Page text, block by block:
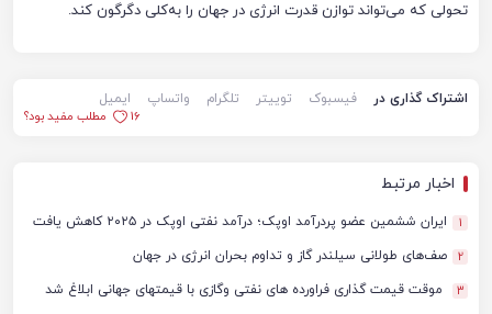
تحولی که می‌تواند توازن قدرت انرژی در جهان را به‌کلی دگرگون کند.
اشتراک گذاری در فیسبوک توییتر تلگرام واتساپ
ایمیل
16
مطلب مفید بود؟
اخبار مرتبط
1 ایران ششمین عضو پردرآمد اوپک؛ درآمد نفتی اوپک در ۲۰۲۵ کاهش یافت
2 صف‌های طولانی سیلندر گاز و تداوم بحران انرژی در جهان
3 موقت قیمت گذاری فراورده های نفتی وگازی با قیمتهای جهانی ابلاغ شد